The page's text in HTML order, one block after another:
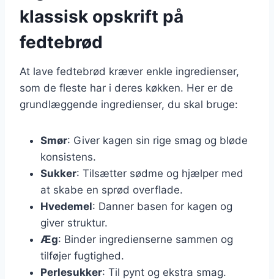
klassisk opskrift på
fedtebrød
At lave fedtebrød kræver enkle ingredienser,
som de fleste har i deres køkken. Her er de
grundlæggende ingredienser, du skal bruge:
Smør: Giver kagen sin rige smag og bløde
konsistens.
Sukker: Tilsætter sødme og hjælper med
at skabe en sprød overflade.
Hvedemel: Danner basen for kagen og
giver struktur.
Æg: Binder ingredienserne sammen og
tilføjer fugtighed.
Perlesukker: Til pynt og ekstra smag.